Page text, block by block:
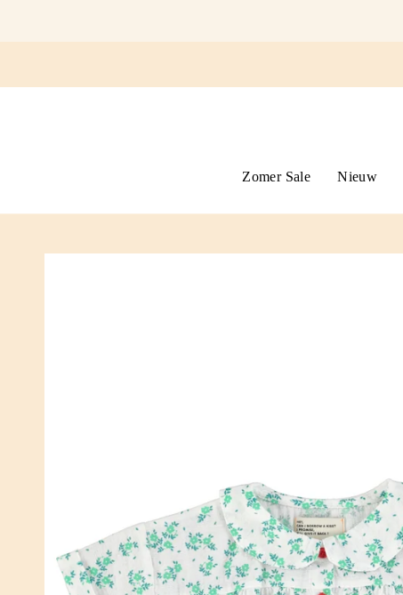
Zomer Sale Nieuw